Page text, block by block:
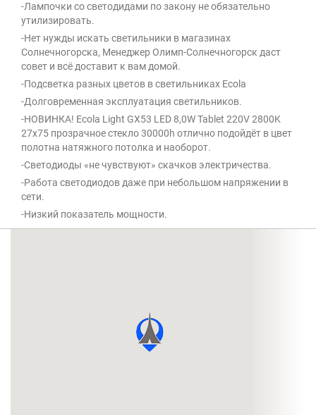
-Лампочки со светодидами по закону не обязательно
утилизировать.
-Нет нужды искать светильники в магазинах
Солнечногорска, Менеджер Олимп-Солнечногорск даст
совет и всё доставит к вам домой.
-Подсветка разных цветов в светильниках Ecola
-Долговременная эксплуатация светильников.
-НОВИНКА! Ecola Light GX53 LED 8,0W Tablet 220V 2800K
27x75 прозрачное стекло 30000h отлично подойдёт в цвет
полотна натяжного потолка и наоборот.
-Светодиоды «не чувствуют» скачков электричества.
-Работа светодиодов даже при небольшом напряжении в
сети.
-Низкий показатель мощности.